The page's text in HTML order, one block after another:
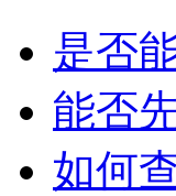
是否
能否
如何